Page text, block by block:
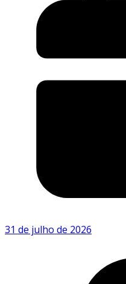
31 de julho de 2026